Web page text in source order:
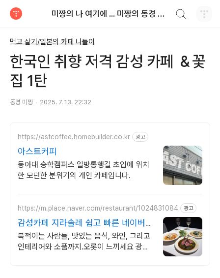
미짱의 나 여기에 ... 미짱의 동경 생활
먹고 살기/일본의 카페 나들이
한국인 취향 저격 감성 카페 ＆꽃
집 1탄
동경 미짱 2025. 7. 13. 22:32
https://astcoffee.homebuilder.co.kr 광고
아스트커피
동아대 승학캠퍼스 일방통행길 초입에 위치
한 모던한 분위기의 개인 카페입니다.
https://m.place.naver.com/restaurant/1024831084 광고
감성카페 지라솔레 쉽고 빠른 네이버예
약!
북적이는 사람들, 맛있는 음식, 와인, 그리고
인테리어와 소품까지.오롯이 느끼세요 광안